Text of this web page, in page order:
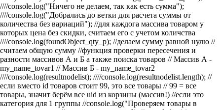
////console.log("Ничего не делаем, так как есть сумма");
////console.log("Добрались до ветки для расчета суммы от
количества без вариаций"); //для каждога массива товаром у
которых цена без скидки, считаем его с учетом количства
////console.log(foundObject_qty_p); //делаем сумму равной нулю //
считаем общую сумму //функция проверки пересечения и
разности массивов А и Б а также поиска товаров // Массив А -
my_name_tovar1 // Массив Б - my_name_tovar2
////console.log(resultnodelist); ////console.log(resultnodelist.length); //
если вместо id товаров стоит 99, это все товары // 99 = все
товары, значит берём все uid из корзины (массив!) //если это
категория для 1 группы //console.log("Проверяем товары в